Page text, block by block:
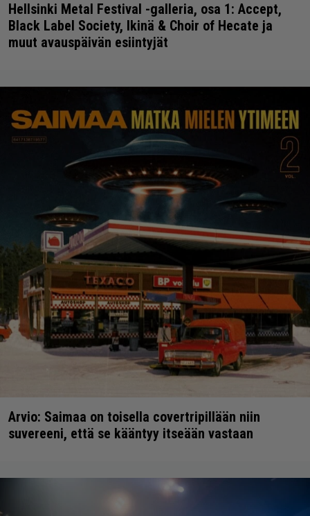
Hellsinki Metal Festival -galleria, osa 1: Accept,
Black Label Society, Ikinä & Choir of Hecate ja
muut avauspäivän esiintyjät
Arvio: Saimaa on toisella covertripillään niin
suvereeni, että se kääntyy itseään vastaan